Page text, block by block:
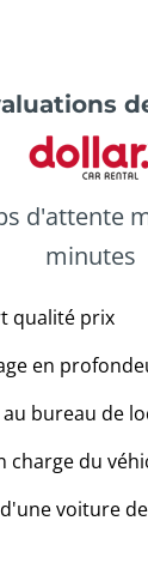
d'attente
minutes
qualité prix
en
au bureau de
charge du
voiture